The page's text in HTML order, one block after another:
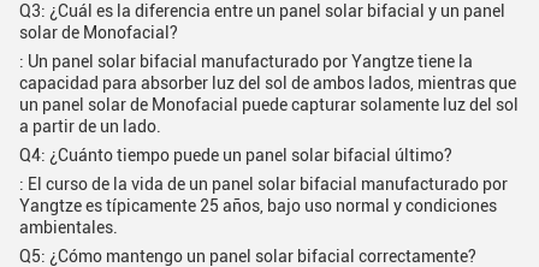
Q3: ¿Cuál es la diferencia entre un panel solar bifacial y un panel
solar de Monofacial?
: Un panel solar bifacial manufacturado por Yangtze tiene la
capacidad para absorber luz del sol de ambos lados, mientras que
un panel solar de Monofacial puede capturar solamente luz del sol
a partir de un lado.
Q4: ¿Cuánto tiempo puede un panel solar bifacial último?
: El curso de la vida de un panel solar bifacial manufacturado por
Yangtze es típicamente 25 años, bajo uso normal y condiciones
ambientales.
Q5: ¿Cómo mantengo un panel solar bifacial correctamente?